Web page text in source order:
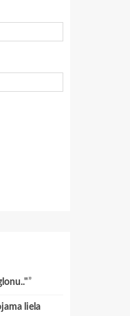
”
liela